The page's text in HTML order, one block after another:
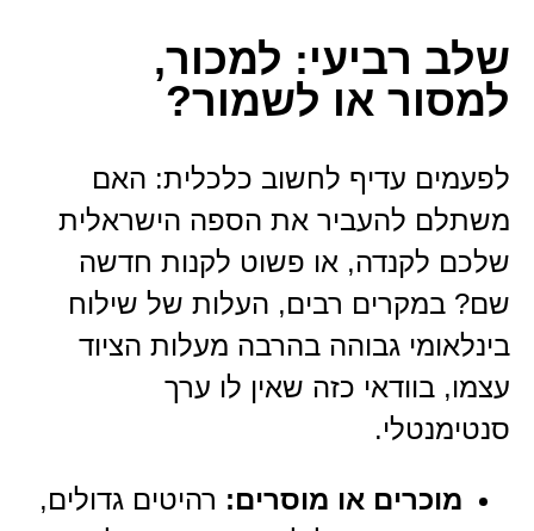
שלב רביעי: למכור,
למסור או לשמור?
לפעמים עדיף לחשוב כלכלית: האם
משתלם להעביר את הספה הישראלית
שלכם לקנדה, או פשוט לקנות חדשה
שם? במקרים רבים, העלות של שילוח
בינלאומי גבוהה בהרבה מעלות הציוד
עצמו, בוודאי כזה שאין לו ערך
סנטימנטלי.
מוכרים או מוסרים: רהיטים גדולים,